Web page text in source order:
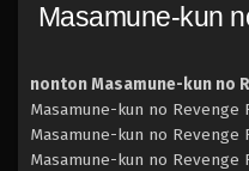
Masamune-kun
nonton Masamune-kun no
Masamune-kun no Revenge
Masamune-kun no Revenge
Masamune-kun no Revenge